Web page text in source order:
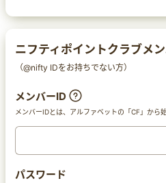
ニフティポイントクラブメ
（@nifty IDをお持ちでない方）
メンバーID
メンバーIDとは、アルファベットの「CF」から始
パスワード